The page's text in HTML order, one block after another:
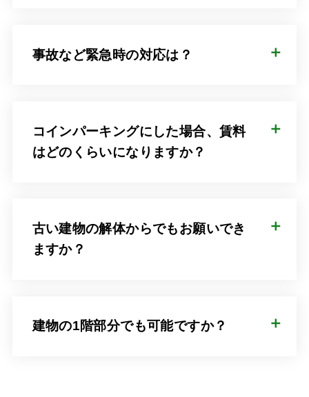
事故など緊急時の対応は？
コインパーキングにした場合、賃料
はどのくらいになりますか？
古い建物の解体からでもお願いでき
ますか？
建物の1階部分でも可能ですか？